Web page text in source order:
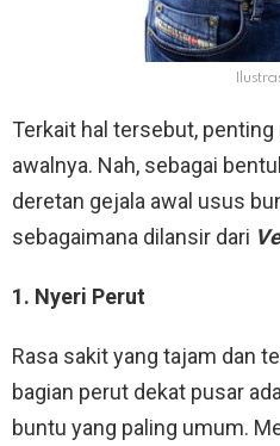
Terkait hal tersebut,
awalnya. Nah, sebagai
deretan gejala awal usus
sebagaimana dilansir dari
1. Nyeri Perut
Rasa sakit yang tajam dan
bagian perut dekat pusar
buntu yang paling umum.